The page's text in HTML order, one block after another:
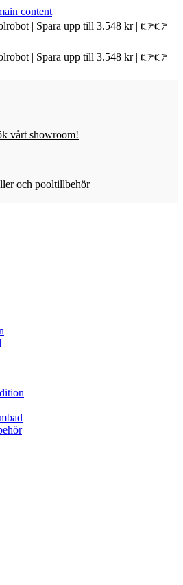
content
| Spara upp till 3.548 kr | 👉👉
| Spara upp till 3.548 kr | 👉👉
vårt showroom!
och pooltillbehör